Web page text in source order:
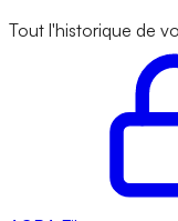
Tout l'historique de